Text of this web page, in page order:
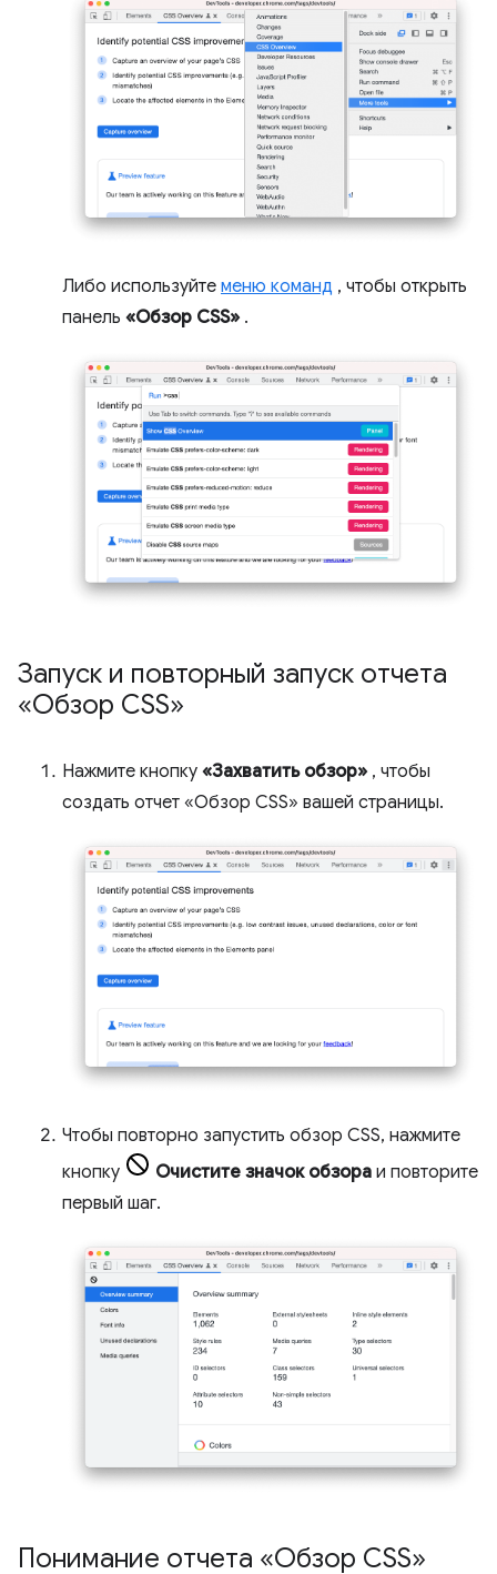
Либо используйте меню команд , чтобы открыть
панель «Обзор CSS» .
Запуск и повторный запуск отчета
«Обзор CSS»
Нажмите кнопку «Захватить обзор» , чтобы
создать отчет «Обзор CSS» вашей страницы.
Чтобы повторно запустить обзор CSS, нажмите
кнопку
Очистите значок обзора и повторите
первый шаг.
Понимание отчета «Обзор CSS»